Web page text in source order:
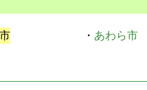
・ あわら市